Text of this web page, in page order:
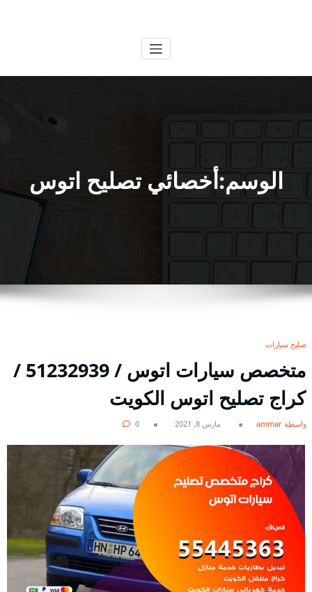
الوسم:أخصائي تصليح اتوس
تصليح سيارات
متخصص سيارات اتوس / 51232939‬ /
كراج تصليح اتوس الكويت
بواسطة ammar مارس 8, 2021 0